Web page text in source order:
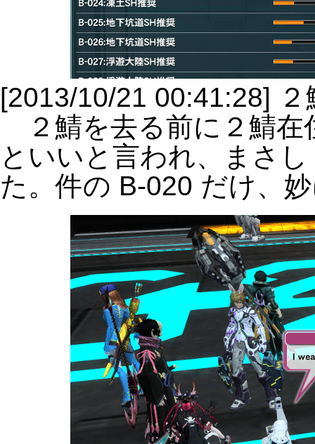
[2013/10/21 00:41:28] ２
２鯖を去る前に２鯖在
といいと言われ、まさ
た。件の B-020 だけ、